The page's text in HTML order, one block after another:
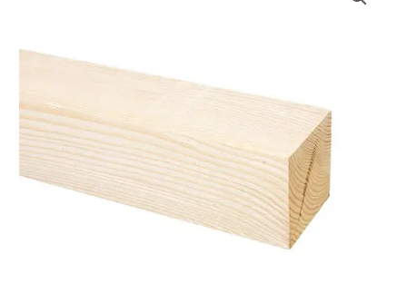
pušis
97x97x3000
neimpregnuota,
lygus
S4S
profilis,